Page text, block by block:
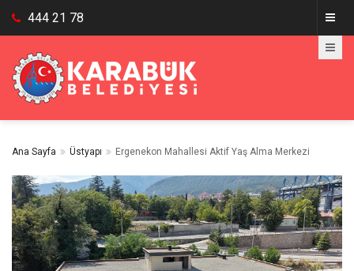
444 21 78
Ana Sayfa Üstyapı Ergenekon Mahallesi Aktif Yaş Alma Merkezi